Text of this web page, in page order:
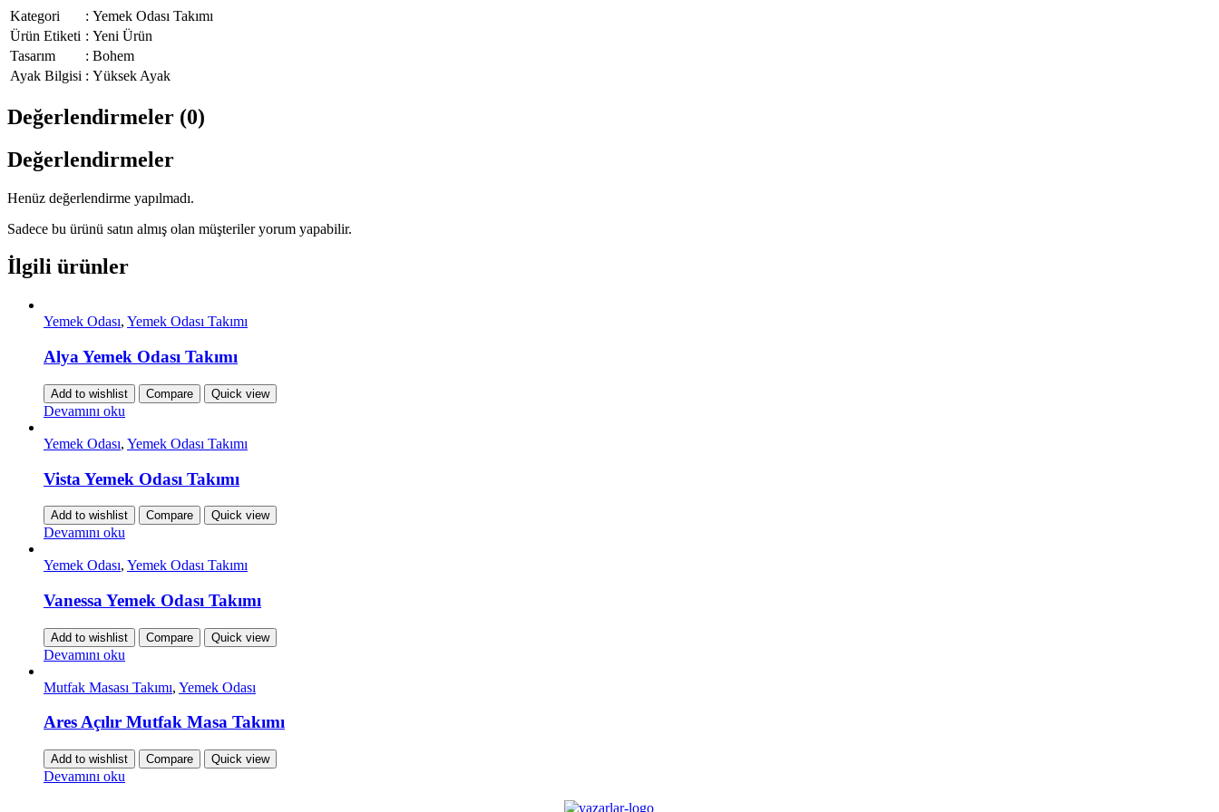
Kategori : Yemek Odası Takımı
Ürün Etiketi : Yeni Ürün
Tasarım
: Bohem
Ayak Bilgisi : Yüksek Ayak
Değerlendirmeler (0)
Değerlendirmeler
Henüz değerlendirme yapılmadı.
Sadece bu ürünü satın almış olan müşteriler yorum yapabilir.
İlgili ürünler
Yemek Odası, Yemek Odası Takımı
Alya Yemek Odası Takımı
Add to wishlist Compare Quick view
Devamını oku
Yemek Odası, Yemek Odası Takımı
Vista Yemek Odası Takımı
Add to wishlist Compare Quick view
Devamını oku
Yemek Odası, Yemek Odası Takımı
Vanessa Yemek Odası Takımı
Add to wishlist Compare Quick view
Devamını oku
Mutfak Masası Takımı, Yemek Odası
Ares Açılır Mutfak Masa Takımı
Add to wishlist Compare Quick view
Devamını oku